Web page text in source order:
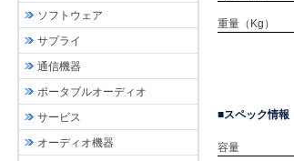
重量（Kg）
スペック情報
容量
ソフトウェア
サプライ
通信機器
ポータブルオーディオ
サービス
オーディオ機器